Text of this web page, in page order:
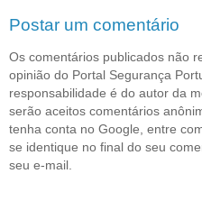
Postar um comentário
Os comentários publicados não
opinião do Portal Segurança
responsabilidade é do autor da
serão aceitos comentários
tenha conta no Google, entre
se identique no final do seu
seu e-mail.